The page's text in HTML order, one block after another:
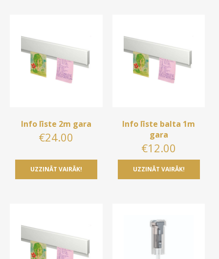
Info līste 2m gara
€24.00
UZZINĀT VAIRĀK!
Info līste balta 1m
gara
€12.00
UZZINĀT VAIRĀK!